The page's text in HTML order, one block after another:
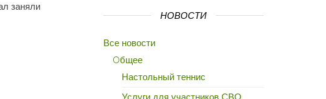
заняли
НОВОСТИ
Все новости
Oбщее
Настольный теннис